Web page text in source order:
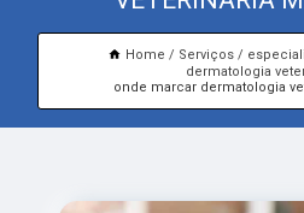
Home Serviços
dermatologia
onde marcar dermatologia